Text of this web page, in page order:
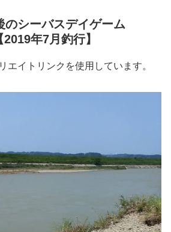
のシーバスデイゲーム
2019年7月釣行】
エイトリンクを使用しています。